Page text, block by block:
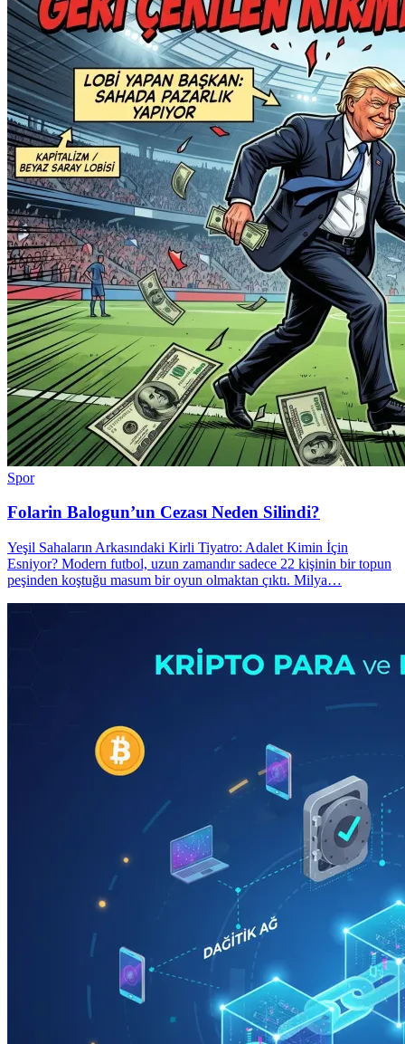
Spor
Folarin Balogun’un Cezası Neden Silindi?
Yeşil Sahaların Arkasındaki Kirli Tiyatro: Adalet Kimin İçin
Esniyor? Modern futbol, uzun zamandır sadece 22 kişinin bir topun
peşinden koştuğu masum bir oyun olmaktan çıktı. Milya…